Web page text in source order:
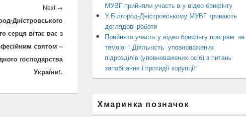
Next →
post:
Дністровського
серця вітає вас з
святом –
господарства
України!.
МУВГ прийняли участь в у відео брифінгу
У Білгород-Дністровському МУВГ тривають
доглядові роботи
Прийнято участь у відео брифінгу програм за
темою: ” Діяльність уповноважених
підрозділів (уповноважених осіб) з питань
запобігання і протидії корупції”
Хмаринка позначок